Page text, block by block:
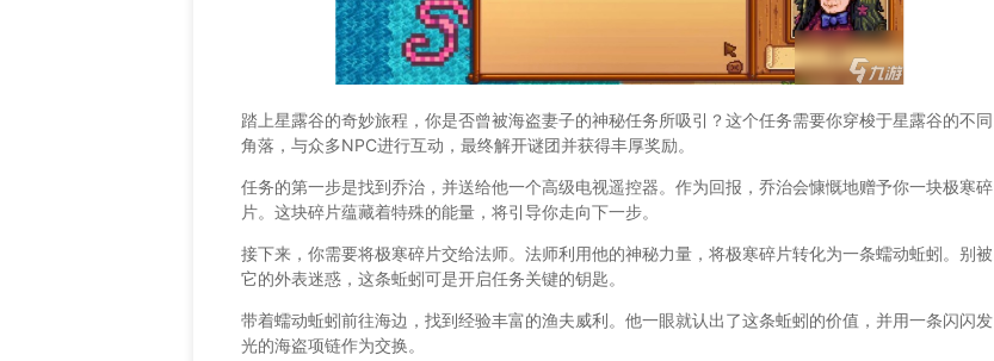
踏上星露谷的奇妙旅程，你是否曾被海盗妻子的神秘任务所吸引？这个任务需要你穿梭于星露谷的不同
角落，与众多NPC进行互动，最终解开谜团并获得丰厚奖励。
任务的第一步是找到乔治，并送给他一个高级电视遥控器。作为回报，乔治会慷慨地赠予你一块极寒碎
片。这块碎片蕴藏着特殊的能量，将引导你走向下一步。
接下来，你需要将极寒碎片交给法师。法师利用他的神秘力量，将极寒碎片转化为一条蠕动蚯蚓。别被
它的外表迷惑，这条蚯蚓可是开启任务关键的钥匙。
带着蠕动蚯蚓前往海边，找到经验丰富的渔夫威利。他一眼就认出了这条蚯蚓的价值，并用一条闪闪发
光的海盗项链作为交换。